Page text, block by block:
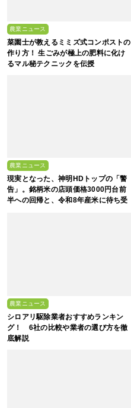
農業ニュース
菜園士が教えるミミズ式コンポストの
作り方！ 生ごみが極上の肥料に化け
るマル秘テクニックを伝授
農業ニュース
現実となった、神明HDトップの「警
告」。銘柄米の店頭価格3000円台前
半への回帰と、令和8年産米に待ち受
農業ニュース
シロアリ駆除業者おすすめランキン
グ！ 6社の比較や業者の選び方を徹
底解説